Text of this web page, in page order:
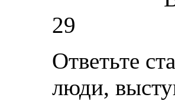
29
Ответьте
люди,